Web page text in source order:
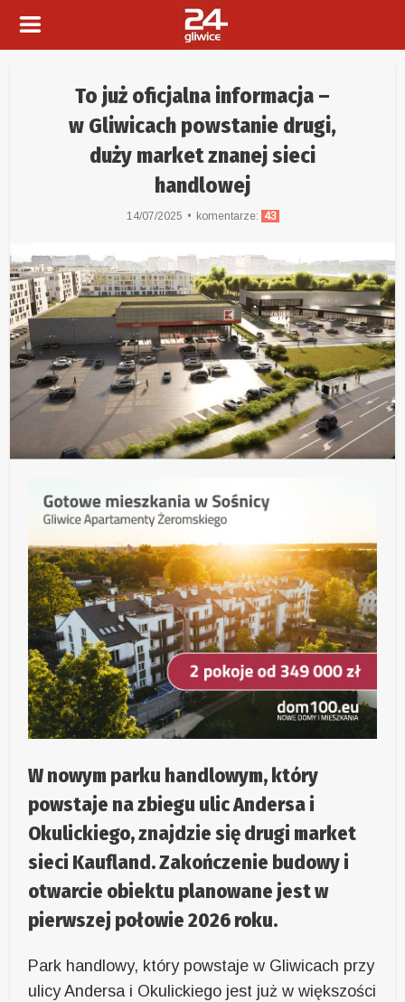
To już oficjalna informacja –
w Gliwicach powstanie drugi,
duży market znanej sieci
handlowej
14/07/2025 komentarze: 43
W nowym parku handlowym, który
powstaje na zbiegu ulic Andersa i
Okulickiego, znajdzie się drugi market
sieci Kaufland. Zakończenie budowy i
otwarcie obiektu planowane jest w
pierwszej połowie 2026 roku.
Park handlowy, który powstaje w Gliwicach przy
ulicy Andersa i Okulickiego jest już w większości